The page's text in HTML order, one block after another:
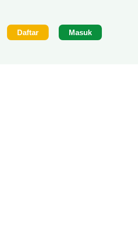
Daftar Masuk